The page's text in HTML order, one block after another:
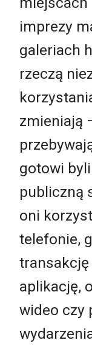
imprezy
galeriach
rzeczą
zmieniają
gotowi
publiczną
oni
telefonie,
transakcję
aplikację,
wideo czy